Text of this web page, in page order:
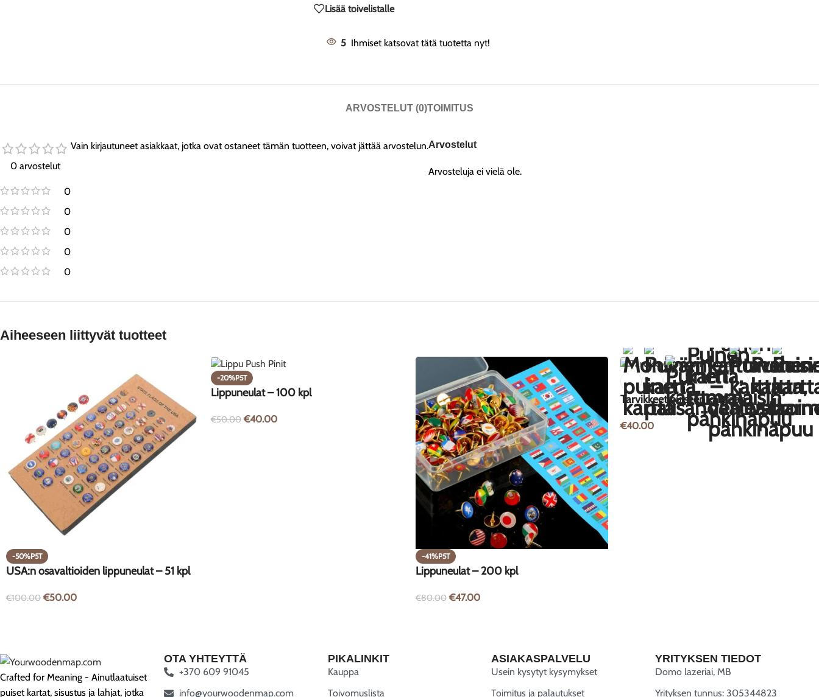
Lisää toivelistalle
5 Ihmiset katsovat tätä tuotetta nyt!
ARVOSTELUT (0)TOIMITUS
0 arvostelut
0
0
0
0
0
Arvostelut
Arvosteluja ei vielä ole.
Vain kirjautuneet asiakkaat, jotka ovat ostaneet tämän tuotteen, voivat jättää arvostelun.
Aiheeseen liittyvät tuotteet
-50%P5T
USA:n osavaltioiden lippuneulat – 51 kpl
€100.00 €50.00
-20%P5T
Lippuneulat – 100 kpl
€50.00 €40.00
-41%P5T
Lippuneulat – 200 kpl
€80.00 €47.00
Tarvikkeet puiseen karttaan
€40.00
Crafted for Meaning - Ainutlaatuiset
puiset kartat, sisustus ja lahjat, jotka
OTA YHTEYTTÄ
+370 609 91045
info@yourwoodenmap.com
PIKALINKIT
Kauppa
Toivomuslista
ASIAKASPALVELU
Usein kysytyt kysymykset
Toimitus ja palautukset
YRITYKSEN TIEDOT
Domo lazeriai, MB
Yrityksen tunnus: 305344823